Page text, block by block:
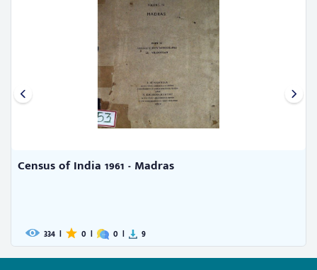
Perspective budget of panchaya ...
255 0